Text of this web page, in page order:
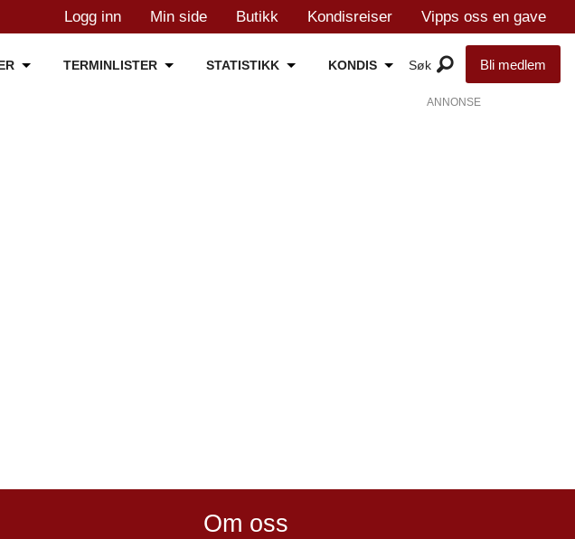
Logg inn Min side Butikk Kondisreiser Vipps oss en gave
TERMINLISTER STATISTIKK KONDIS Bli medlem
ANNONSE
Om oss